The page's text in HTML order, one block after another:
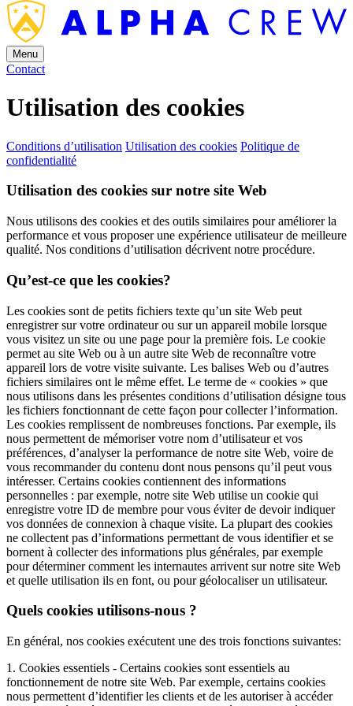
Menu
Contact
Utilisation des cookies
Conditions d’utilisation Utilisation des cookies Politique de
confidentialité
Utilisation des cookies sur notre site Web
Nous utilisons des cookies et des outils similaires pour améliorer la
performance et vous proposer une expérience utilisateur de meilleure
qualité. Nos conditions d’utilisation décrivent notre procédure.
Qu’est-ce que les cookies?
Les cookies sont de petits fichiers texte qu’un site Web peut
enregistrer sur votre ordinateur ou sur un appareil mobile lorsque
vous visitez un site ou une page pour la première fois. Le cookie
permet au site Web ou à un autre site Web de reconnaître votre
appareil lors de votre visite suivante. Les balises Web ou d’autres
fichiers similaires ont le même effet. Le terme de « cookies » que
nous utilisons dans les présentes conditions d’utilisation désigne tous
les fichiers fonctionnant de cette façon pour collecter l’information.
Les cookies remplissent de nombreuses fonctions. Par exemple, ils
nous permettent de mémoriser votre nom d’utilisateur et vos
préférences, d’analyser la performance de notre site Web, voire de
vous recommander du contenu dont nous pensons qu’il peut vous
intéresser. Certains cookies contiennent des informations
personnelles : par exemple, notre site Web utilise un cookie qui
enregistre votre ID de membre pour vous éviter de devoir indiquer
vos données de connexion à chaque visite. La plupart des cookies
ne collectent pas d’informations permettant de vous identifier et se
bornent à collecter des informations plus générales, par exemple
pour déterminer comment les internautes arrivent sur notre site Web
et quelle utilisation ils en font, ou pour géolocaliser un utilisateur.
Quels cookies utilisons-nous ?
En général, nos cookies exécutent une des trois fonctions suivantes:
1. Cookies essentiels - Certains cookies sont essentiels au
fonctionnement de notre site Web. Par exemple, certains cookies
nous permettent d’identifier les clients et de les autoriser à accéder